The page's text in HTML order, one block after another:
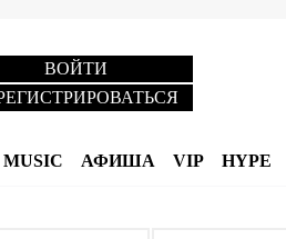
ВОЙТИ
MUSIC АФИША VIP HYPE